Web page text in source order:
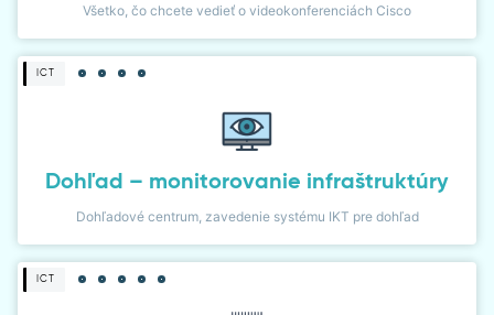
Všetko, čo chcete vedieť o videokonferenciách Cisco
ICT
Dohľad – monitorovanie infraštruktúry
Dohľadové centrum, zavedenie systému IKT pre dohľad
ICT